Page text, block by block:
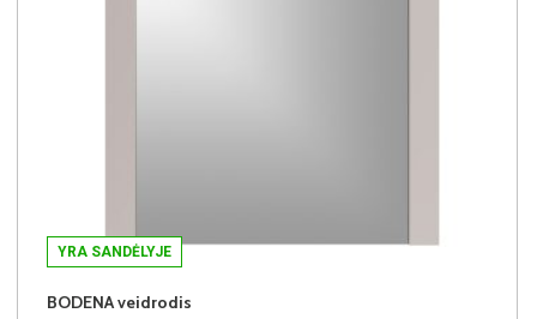
YRA SANDĖLYJE
BODENA veidrodis